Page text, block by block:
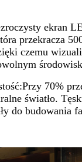
ekran
przekracza
czemu
Przy 70%
światło.
do ​​budowania